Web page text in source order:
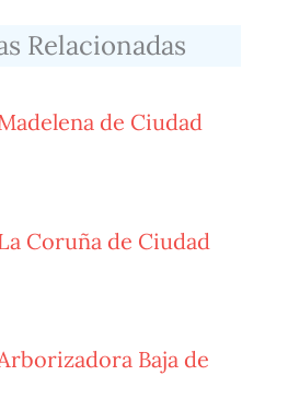
Relacionadas
de Ciudad
Coruña de Ciudad
Baja de